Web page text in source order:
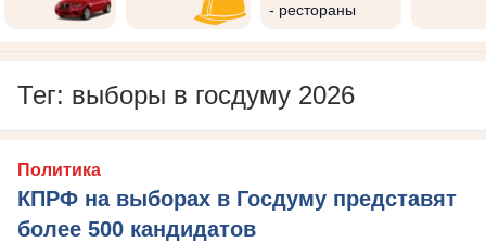
- рестораны
Тег: выборы в госдуму 2026
Политика
КПРФ на выборах в Госдуму представят
более 500 кандидатов